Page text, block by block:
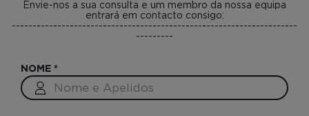
Envie-nos a sua consulta e um membro da nossa equipa
entrará em contacto consigo:
---------------------------------------------------------------------
---------
NOME *